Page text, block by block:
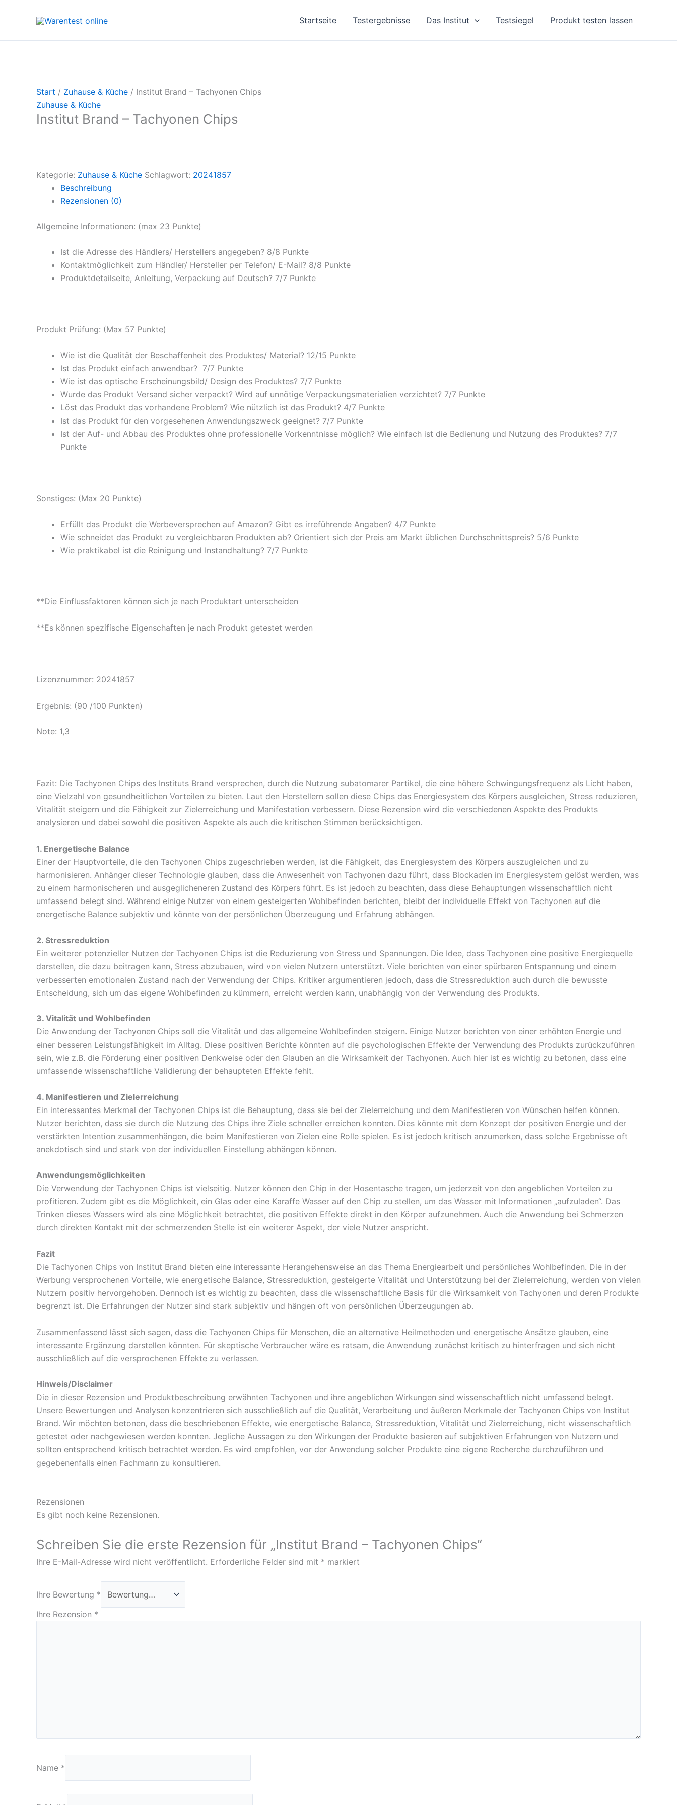
Startseite Testergebnisse Das Institut Testsiegel Produkt testen lassen
Start / Zuhause & Küche / Institut Brand – Tachyonen Chips
Zuhause & Küche
Institut Brand – Tachyonen Chips
Kategorie: Zuhause & Küche Schlagwort: 20241857
Beschreibung
Rezensionen (0)
Allgemeine Informationen: (max 23 Punkte)
Ist die Adresse des Händlers/ Herstellers angegeben? 8/8 Punkte
Kontaktmöglichkeit zum Händler/ Hersteller per Telefon/ E-Mail? 8/8 Punkte
Produktdetailseite, Anleitung, Verpackung auf Deutsch? 7/7 Punkte
Produkt Prüfung: (Max 57 Punkte)
Wie ist die Qualität der Beschaffenheit des Produktes/ Material? 12/15 Punkte
Ist das Produkt einfach anwendbar? 7/7 Punkte
Wie ist das optische Erscheinungsbild/ Design des Produktes? 7/7 Punkte
Wurde das Produkt Versand sicher verpackt? Wird auf unnötige Verpackungsmaterialien verzichtet? 7/7 Punkte
Löst das Produkt das vorhandene Problem? Wie nützlich ist das Produkt? 4/7 Punkte
Ist das Produkt für den vorgesehenen Anwendungszweck geeignet? 7/7 Punkte
Ist der Auf- und Abbau des Produktes ohne professionelle Vorkenntnisse möglich? Wie einfach ist die Bedienung und Nutzung des Produktes? 7/7
Punkte
Sonstiges: (Max 20 Punkte)
Erfüllt das Produkt die Werbeversprechen auf Amazon? Gibt es irreführende Angaben? 4/7 Punkte
Wie schneidet das Produkt zu vergleichbaren Produkten ab? Orientiert sich der Preis am Markt üblichen Durchschnittspreis? 5/6 Punkte
Wie praktikabel ist die Reinigung und Instandhaltung? 7/7 Punkte
**Die Einflussfaktoren können sich je nach Produktart unterscheiden
**Es können spezifische Eigenschaften je nach Produkt getestet werden
Lizenznummer: 20241857
Ergebnis: (90 /100 Punkten)
Note: 1,3
Fazit: Die Tachyonen Chips des Instituts Brand versprechen, durch die Nutzung subatomarer Partikel, die eine höhere Schwingungsfrequenz als Licht haben,
eine Vielzahl von gesundheitlichen Vorteilen zu bieten. Laut den Herstellern sollen diese Chips das Energiesystem des Körpers ausgleichen, Stress reduzieren,
Vitalität steigern und die Fähigkeit zur Zielerreichung und Manifestation verbessern. Diese Rezension wird die verschiedenen Aspekte des Produkts
analysieren und dabei sowohl die positiven Aspekte als auch die kritischen Stimmen berücksichtigen.
1. Energetische Balance
Einer der Hauptvorteile, die den Tachyonen Chips zugeschrieben werden, ist die Fähigkeit, das Energiesystem des Körpers auszugleichen und zu
harmonisieren. Anhänger dieser Technologie glauben, dass die Anwesenheit von Tachyonen dazu führt, dass Blockaden im Energiesystem gelöst werden, was
zu einem harmonischeren und ausgeglicheneren Zustand des Körpers führt. Es ist jedoch zu beachten, dass diese Behauptungen wissenschaftlich nicht
umfassend belegt sind. Während einige Nutzer von einem gesteigerten Wohlbefinden berichten, bleibt der individuelle Effekt von Tachyonen auf die
energetische Balance subjektiv und könnte von der persönlichen Überzeugung und Erfahrung abhängen.
2. Stressreduktion
Ein weiterer potenzieller Nutzen der Tachyonen Chips ist die Reduzierung von Stress und Spannungen. Die Idee, dass Tachyonen eine positive Energiequelle
darstellen, die dazu beitragen kann, Stress abzubauen, wird von vielen Nutzern unterstützt. Viele berichten von einer spürbaren Entspannung und einem
verbesserten emotionalen Zustand nach der Verwendung der Chips. Kritiker argumentieren jedoch, dass die Stressreduktion auch durch die bewusste
Entscheidung, sich um das eigene Wohlbefinden zu kümmern, erreicht werden kann, unabhängig von der Verwendung des Produkts.
3. Vitalität und Wohlbefinden
Die Anwendung der Tachyonen Chips soll die Vitalität und das allgemeine Wohlbefinden steigern. Einige Nutzer berichten von einer erhöhten Energie und
einer besseren Leistungsfähigkeit im Alltag. Diese positiven Berichte könnten auf die psychologischen Effekte der Verwendung des Produkts zurückzuführen
sein, wie z.B. die Förderung einer positiven Denkweise oder den Glauben an die Wirksamkeit der Tachyonen. Auch hier ist es wichtig zu betonen, dass eine
umfassende wissenschaftliche Validierung der behaupteten Effekte fehlt.
4. Manifestieren und Zielerreichung
Ein interessantes Merkmal der Tachyonen Chips ist die Behauptung, dass sie bei der Zielerreichung und dem Manifestieren von Wünschen helfen können.
Nutzer berichten, dass sie durch die Nutzung des Chips ihre Ziele schneller erreichen konnten. Dies könnte mit dem Konzept der positiven Energie und der
verstärkten Intention zusammenhängen, die beim Manifestieren von Zielen eine Rolle spielen. Es ist jedoch kritisch anzumerken, dass solche Ergebnisse oft
anekdotisch sind und stark von der individuellen Einstellung abhängen können.
Anwendungsmöglichkeiten
Die Verwendung der Tachyonen Chips ist vielseitig. Nutzer können den Chip in der Hosentasche tragen, um jederzeit von den angeblichen Vorteilen zu
profitieren. Zudem gibt es die Möglichkeit, ein Glas oder eine Karaffe Wasser auf den Chip zu stellen, um das Wasser mit Informationen „aufzuladen“. Das
Trinken dieses Wassers wird als eine Möglichkeit betrachtet, die positiven Effekte direkt in den Körper aufzunehmen. Auch die Anwendung bei Schmerzen
durch direkten Kontakt mit der schmerzenden Stelle ist ein weiterer Aspekt, der viele Nutzer anspricht.
Fazit
Die Tachyonen Chips von Institut Brand bieten eine interessante Herangehensweise an das Thema Energiearbeit und persönliches Wohlbefinden. Die in der
Werbung versprochenen Vorteile, wie energetische Balance, Stressreduktion, gesteigerte Vitalität und Unterstützung bei der Zielerreichung, werden von vielen
Nutzern positiv hervorgehoben. Dennoch ist es wichtig zu beachten, dass die wissenschaftliche Basis für die Wirksamkeit von Tachyonen und deren Produkte
begrenzt ist. Die Erfahrungen der Nutzer sind stark subjektiv und hängen oft von persönlichen Überzeugungen ab.
Zusammenfassend lässt sich sagen, dass die Tachyonen Chips für Menschen, die an alternative Heilmethoden und energetische Ansätze glauben, eine
interessante Ergänzung darstellen könnten. Für skeptische Verbraucher wäre es ratsam, die Anwendung zunächst kritisch zu hinterfragen und sich nicht
ausschließlich auf die versprochenen Effekte zu verlassen.
Hinweis/Disclaimer
Die in dieser Rezension und Produktbeschreibung erwähnten Tachyonen und ihre angeblichen Wirkungen sind wissenschaftlich nicht umfassend belegt.
Unsere Bewertungen und Analysen konzentrieren sich ausschließlich auf die Qualität, Verarbeitung und äußeren Merkmale der Tachyonen Chips von Institut
Brand. Wir möchten betonen, dass die beschriebenen Effekte, wie energetische Balance, Stressreduktion, Vitalität und Zielerreichung, nicht wissenschaftlich
getestet oder nachgewiesen werden konnten. Jegliche Aussagen zu den Wirkungen der Produkte basieren auf subjektiven Erfahrungen von Nutzern und
sollten entsprechend kritisch betrachtet werden. Es wird empfohlen, vor der Anwendung solcher Produkte eine eigene Recherche durchzuführen und
gegebenenfalls einen Fachmann zu konsultieren.
Rezensionen
Es gibt noch keine Rezensionen.
Schreiben Sie die erste Rezension für „Institut Brand – Tachyonen Chips“
Ihre E-Mail-Adresse wird nicht veröffentlicht. Erforderliche Felder sind mit * markiert
Ihre Bewertung *
Ihre Rezension *
Name *